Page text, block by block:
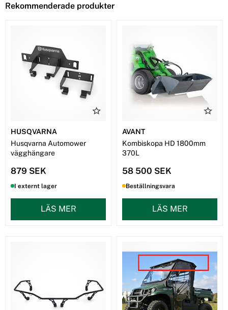
Rekommenderade produkter
HUSQVARNA
Husqvarna Automower
vägghängare
879 SEK
I externt lager
LÄS MER
AVANT
Kombiskopa HD 1800mm
370L
58 500 SEK
Beställningsvara
LÄS MER